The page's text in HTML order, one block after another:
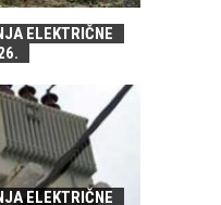
ELEKTRIČNE
ELEKTRIČNE